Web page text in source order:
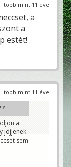
több mint 11 éve
a
a
estét!
több mint 11 éve
a
jöjjenek
sem